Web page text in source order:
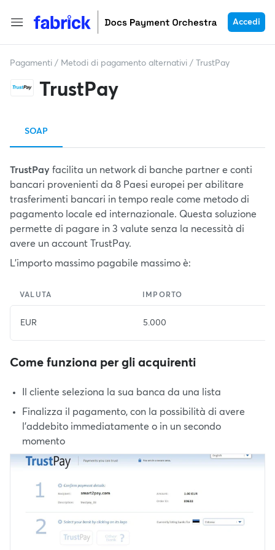
Accedi
Pagamenti / Metodi di pagamento alternativi / TrustPay
TrustPay
SOAP
TrustPay facilita un network di banche partner e conti
bancari provenienti da 8 Paesi europei per abilitare
trasferimenti bancari in tempo reale come metodo di
pagamento locale ed internazionale. Questa soluzione
permette di pagare in 3 valute senza la necessità di
avere un account TrustPay.
L’importo massimo pagabile massimo è:
VALUTA IMPORTO
EUR 5.000
Come funziona per gli acquirenti
Il cliente seleziona la sua banca da una lista
Finalizza il pagamento, con la possibilità di avere
l’addebito immediatamente o in un secondo
momento